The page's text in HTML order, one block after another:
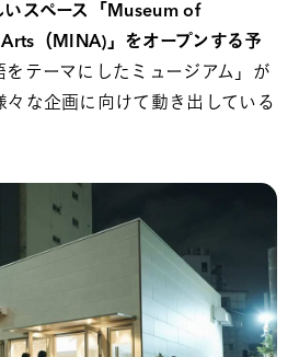
スペース
「Museum of
（MINA)」 をオープンする予
をテーマにしたミュージアム」が
々な企画に向けて動き出している